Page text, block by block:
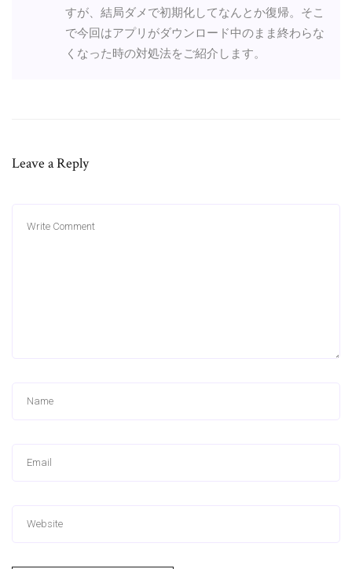
すが、結局ダメで初期化してなんとか復帰。そこ
で今回はアプリがダウンロード中のまま終わらな
くなった時の対処法をご紹介します。
Leave a Reply